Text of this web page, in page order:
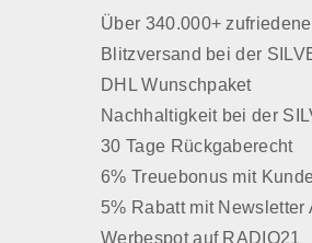
Über 340.000+
Blitzversand bei der
DHL Wunschpaket
Nachhaltigkeit bei der
30 Tage Rückgaberecht
6% Treuebonus mit
5% Rabatt mit Newsletter
Werbespot auf RADIO21